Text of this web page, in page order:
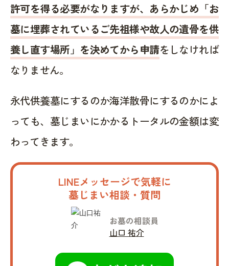
許可を得る必要がなりますが、あらかじめ「お
墓に埋葬されているご先祖様や故人の遺骨を供
養し直す場所」を決めてから申請をしなければ
なりません。
永代供養墓にするのか海洋散骨にするのかによ
っても、墓じまいにかかるトータルの金額は変
わってきます。
LINEメッセージで気軽に
墓じまい相談・質問
お墓の相談員
山口 祐介